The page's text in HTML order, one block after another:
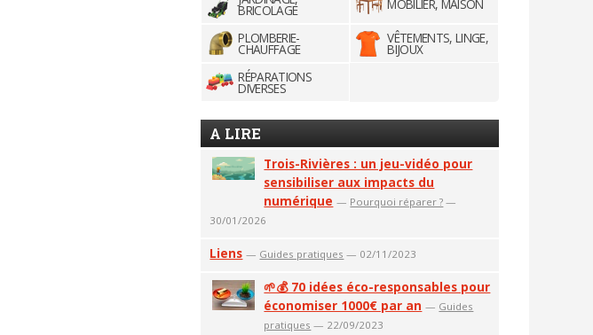
BRICOLAGE
MOBILIER, MAISON
PLOMBERIE-
CHAUFFAGE
VÊTEMENTS, LINGE,
BIJOUX
RÉPARATIONS
DIVERSES
A LIRE
Trois-Rivières : un jeu-vidéo pour
sensibiliser aux impacts du
numérique — Pourquoi réparer ? —
30/01/2026
Liens — Guides pratiques — 02/11/2023
🌱💰 70 idées éco-responsables pour
économiser 1000€ par an — Guides
pratiques — 22/09/2023